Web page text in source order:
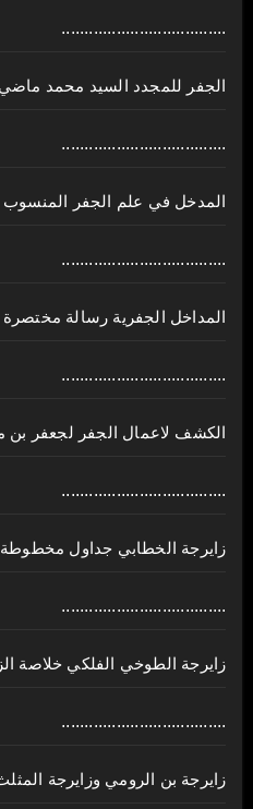
....................................
الجفر للمجدد السيد محمد ماضي
....................................
المدخل في علم الجفر المنسوب
....................................
المداخل الجفرية رسالة
....................................
الكشف لاعمال الجفر لجعفر بن
....................................
زايرجة الخطابي جداول مخطوطة
....................................
زايرجة الطوخي الفلكي خلاصة
....................................
زايرجة بن الرومي وزايرجة